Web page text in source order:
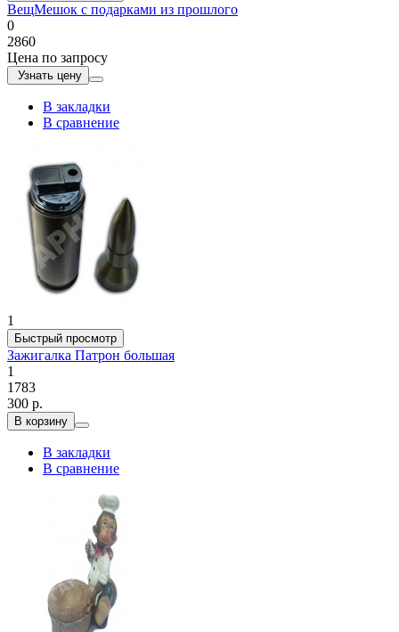
ВещМешок с подарками из прошлого
0
2860
Цена по запросу
Узнать цену
В закладки
В сравнение
1
Быстрый просмотр
Зажигалка Патрон большая
1
1783
300 р.
В корзину
В закладки
В сравнение